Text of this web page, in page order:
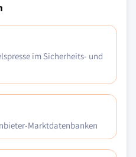
im Sicherheits- und
Marktdatenbanken